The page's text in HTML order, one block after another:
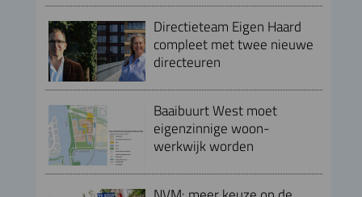
Directieteam Eigen Haard
compleet met twee nieuwe
directeuren
Baaibuurt West moet
eigenzinnige woon-
werkwijk worden